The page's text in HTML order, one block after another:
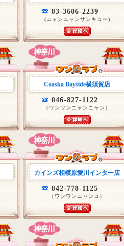
03-3606-2239
(ニャンニャンサンキュー)
Coaska Bayside横須賀店
046-827-1122
（ワンワンニャンニャン）
カインズ相模原愛川インター店
042-778-1125
（ワンワンニャンコ）